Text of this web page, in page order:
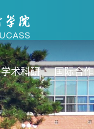
学术科研 国际合作